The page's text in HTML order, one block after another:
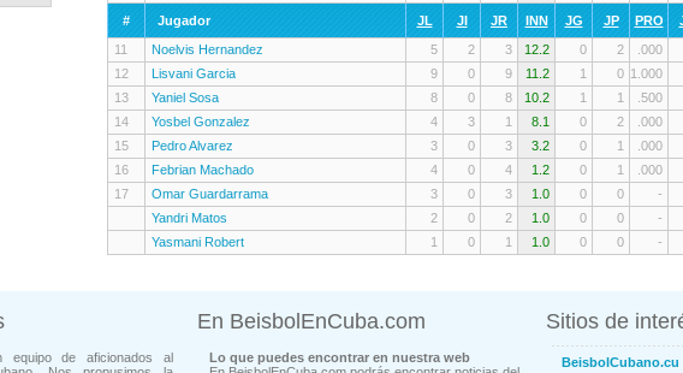
# Jugador JL JI JR INN JG JP PRO
11
Noelvis Hernandez 5 2 3 12.2 0 2 .000
12
Lisvani Garcia 9 0 9 11.2 1 0 1.000
13
Yaniel Sosa 8 0 8 10.2 1 1 .500
14
Yosbel Gonzalez 4 3 1 8.1 0 2 .000
15
Pedro Alvarez 3 0 3 3.2 0 1 .000
16
Febrian Machado 4 0 4 1.2 0 1 .000
17
Omar Guardarrama 3 0 3 1.0 0 0 -
Yandri Matos
2 0 2 1.0 0 0 -
Yasmani Robert
1 0 1 1.0 0 0 -
equipo de aficionados al
En BeisbolEnCuba.com
Lo que puedes encontrar en nuestra web
Sitios de
BeisbolCubano.cu